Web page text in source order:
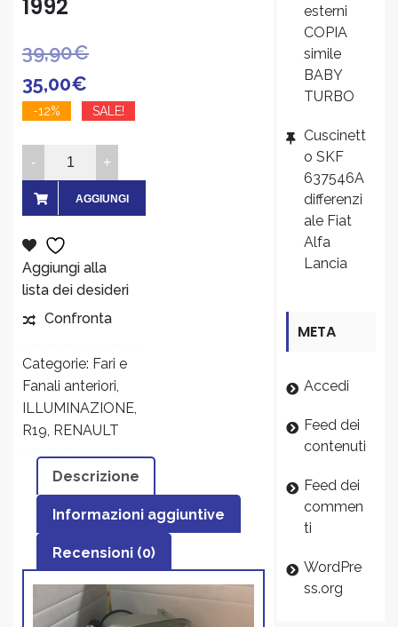
1992
39,90€Il
originale
era:
39,90€.
35,00€
Il
attuale
è:
35,00€.
-12% SALE!
proiettore
H4
destro
regolazione
manuale
Renault
dal
1988
al
1992
quantity
AGGIUNGI
CARRELLO
Aggiungi alla
lista dei desideri
Confronta
Categorie: Fari e
Fanali anteriori
ILLUMINAZIONE
R19 RENAULT
Descrizione
Informazioni aggiuntive
Recensioni (0)
esterni
COPIA
simile
BABY
TURBO
Cuscinett
o SKF
637546A
differenzi
ale Fiat
Alfa
Lancia
META
Accedi
Feed dei
contenuti
Feed dei
commen
ti
WordPre
ss.org